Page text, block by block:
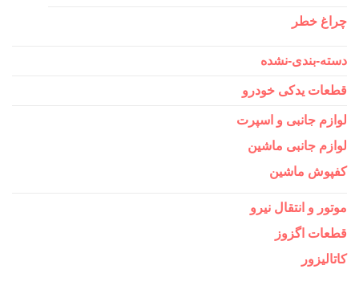
چراغ خطر
دسته-بندی-نشده
قطعات یدکی خودرو
لوازم جانبی و اسپرت
لوازم جانبی ماشین
کفپوش ماشین
موتور و انتقال نیرو
قطعات اگزوز
کاتالیزور